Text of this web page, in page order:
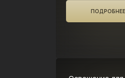
ПОДРОБНЕЕ